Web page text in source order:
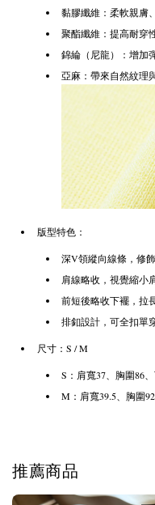
黏膠纖維：柔軟親膚
聚酯纖維：提高耐穿
錦綸（尼龍）：增加
亞麻：帶來自然紋理
版型特色：
深V領縱向線條，修
肩線略收，視覺縮小
前短後略收下襬，拉
排釦設計，可全扣單
尺寸：S / M
S：肩寬37、胸圍86
M：肩寬39.5、胸圍
推薦商品